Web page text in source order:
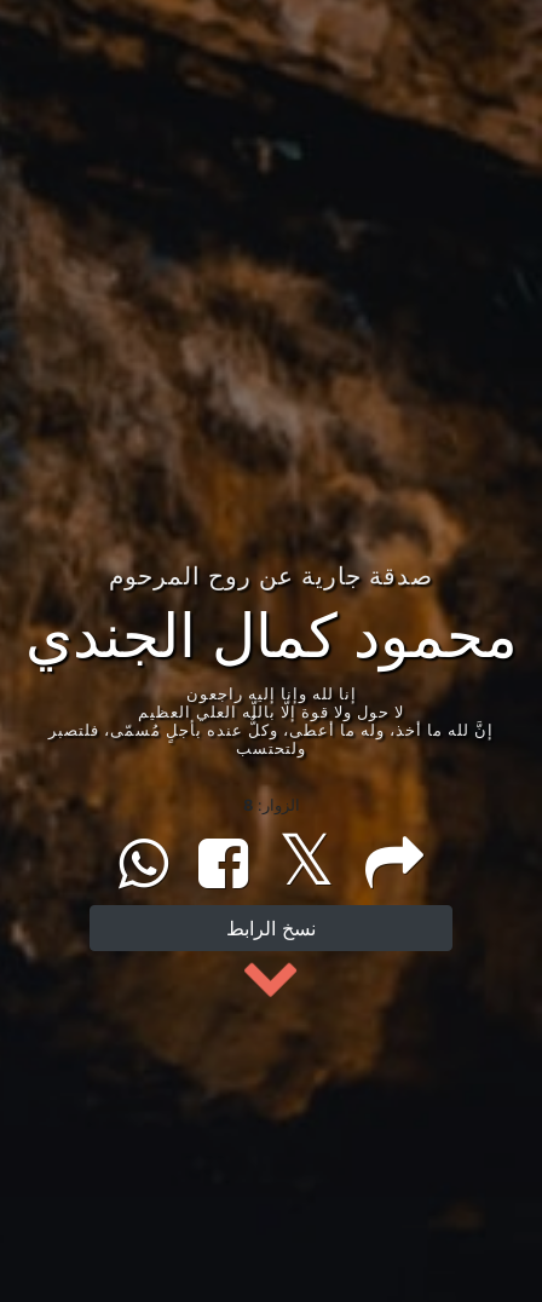
صدقة جارية عن روح المرحوم
محمود كمال الجندي
إنا لله وإنا إليه راجعون
لا حول ولا قوة إلّا باللّه العلي العظيم
إنَّ لله ما أخذ، وله ما أعطى، وكلٌّ عنده بأجلٍ مُسمّى، فلتصبر
ولتحتسب
الزوار:8
نسخ الرابط